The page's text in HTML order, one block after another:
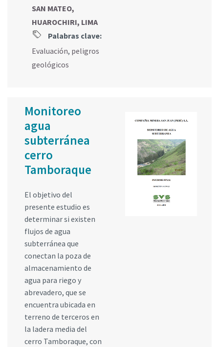
SAN MATEO,
HUAROCHIRI, LIMA
Palabras clave:
Evaluación, peligros
geológicos
Monitoreo
agua
subterránea
cerro
Tamboraque
El objetivo del
presente estudio es
determinar si existen
flujos de agua
subterránea que
conectan la poza de
almacenamiento de
agua para riego y
abrevadero, que se
encuentra ubicada en
terreno de terceros en
la ladera media del
cerro Tamboraque, con